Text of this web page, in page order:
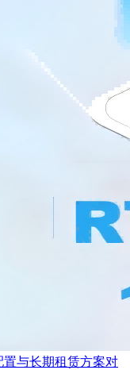
与长期租赁方案对